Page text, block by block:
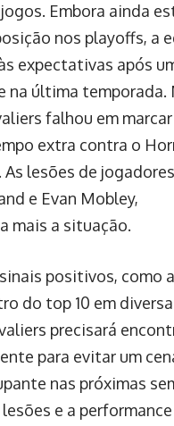
Embora ainda
nos playoffs, a
expectativas após
na última temporada.
falhou em
extra contra o
lesões de
e Evan Mobley,
mais a situação.
positivos, como a
do top 10 em
precisará
para evitar um
nas próximas
e a performance